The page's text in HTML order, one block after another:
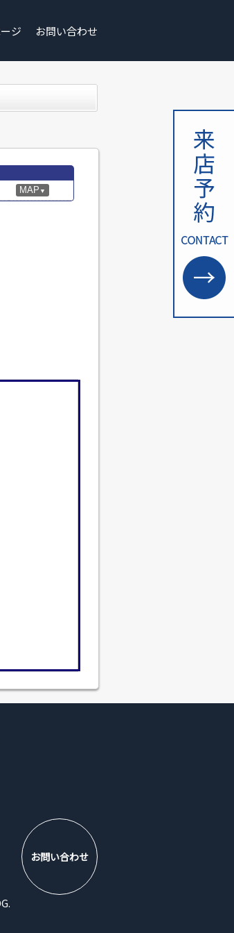
ジ お問い合わせ
MAP ▼
お問い合わせ